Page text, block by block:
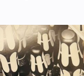
Aktuelle prosjekter
Om VVS Aktuelt